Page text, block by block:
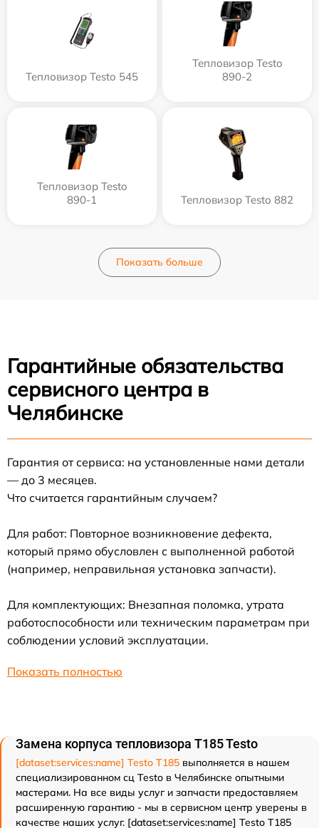
Тепловизор Testo 545
Тепловизор Testo
890-2
Тепловизор Testo
890-1
Тепловизор Testo 882
Показать больше
Гарантийные обязательства
сервисного центра в
Челябинске
Гарантия от сервиса: на установленные нами детали
— до 3 месяцев.
Что считается гарантийным случаем?
Для работ: Повторное возникновение дефекта,
который прямо обусловлен с выполненной работой
(например, неправильная установка запчасти).
Для комплектующих: Внезапная поломка, утрата
работоспособности или техническим параметрам при
соблюдении условий эксплуатации.
Показать полностью
Замена корпуса тепловизора T185 Testo
[dataset:services:name] Testo T185 выполняется в нашем
специализированном сц Testo в Челябинске опытными
мастерами. На все виды услуг и запчасти предоставляем
расширенную гарантию - мы в сервисном центр уверены в
качестве наших услуг. [dataset:services:name] Testo T185